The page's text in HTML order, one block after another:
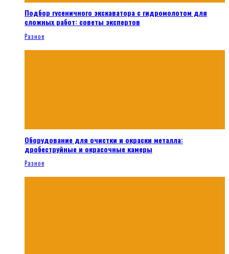
Подбор гусеничного экскаватора с гидромолотом для
сложных работ: советы экспертов
Разное
Оборудование для очистки и окраски металла:
дробеструйные и окрасочные камеры
Разное